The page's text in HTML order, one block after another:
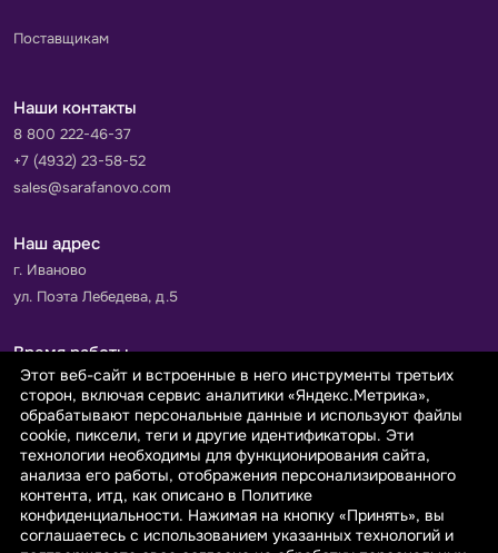
Поставщикам
Наши контакты
8 800 222-46-37
+7 (4932) 23-58-52
sales@sarafanovo.com
Наш адрес
г. Иваново
ул. Поэта Лебедева, д.5
Время работы
Пн-Пт с 9.00 до 18.00
Сб-Вс: выходной
Принимаем к оплате
Этот веб-сайт и встроенные в него инструменты третьих
сторон, включая сервис аналитики «Яндекс.Метрика»,
обрабатывают персональные данные и используют файлы
cookie, пиксели, теги и другие идентификаторы. Эти
технологии необходимы для функционирования сайта,
анализа его работы, отображения персонализированного
контента, итд, как описано в Политике
конфиденциальности. Нажимая на кнопку «Принять», вы
соглашаетесь с использованием указанных технологий и